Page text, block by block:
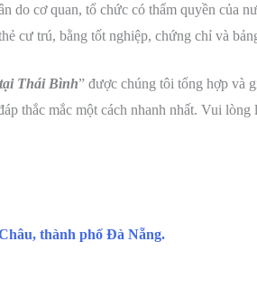
do cơ quan, tổ chức có thẩm quyền của
cư trú, bằng tốt nghiệp, chứng chỉ và
Thái Bình” được chúng tôi tổng hợp và
thắc mắc một cách nhanh nhất. Vui
thành phố Đà Nẵng.